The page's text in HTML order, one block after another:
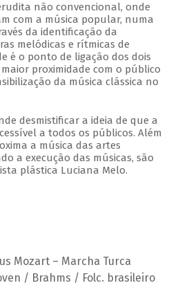
não convencional, onde
com a música popular, numa
da identificação da
melódicas e rítmicas de
é o ponto de ligação dos dois
proximidade com o público
da música clássica no
desmistificar a ideia de que a
a todos os públicos. Além
a música das artes
a execução das músicas, são
plástica Luciana Melo.
Mozart – Marcha Turca
/ Brahms / Folc. brasileiro